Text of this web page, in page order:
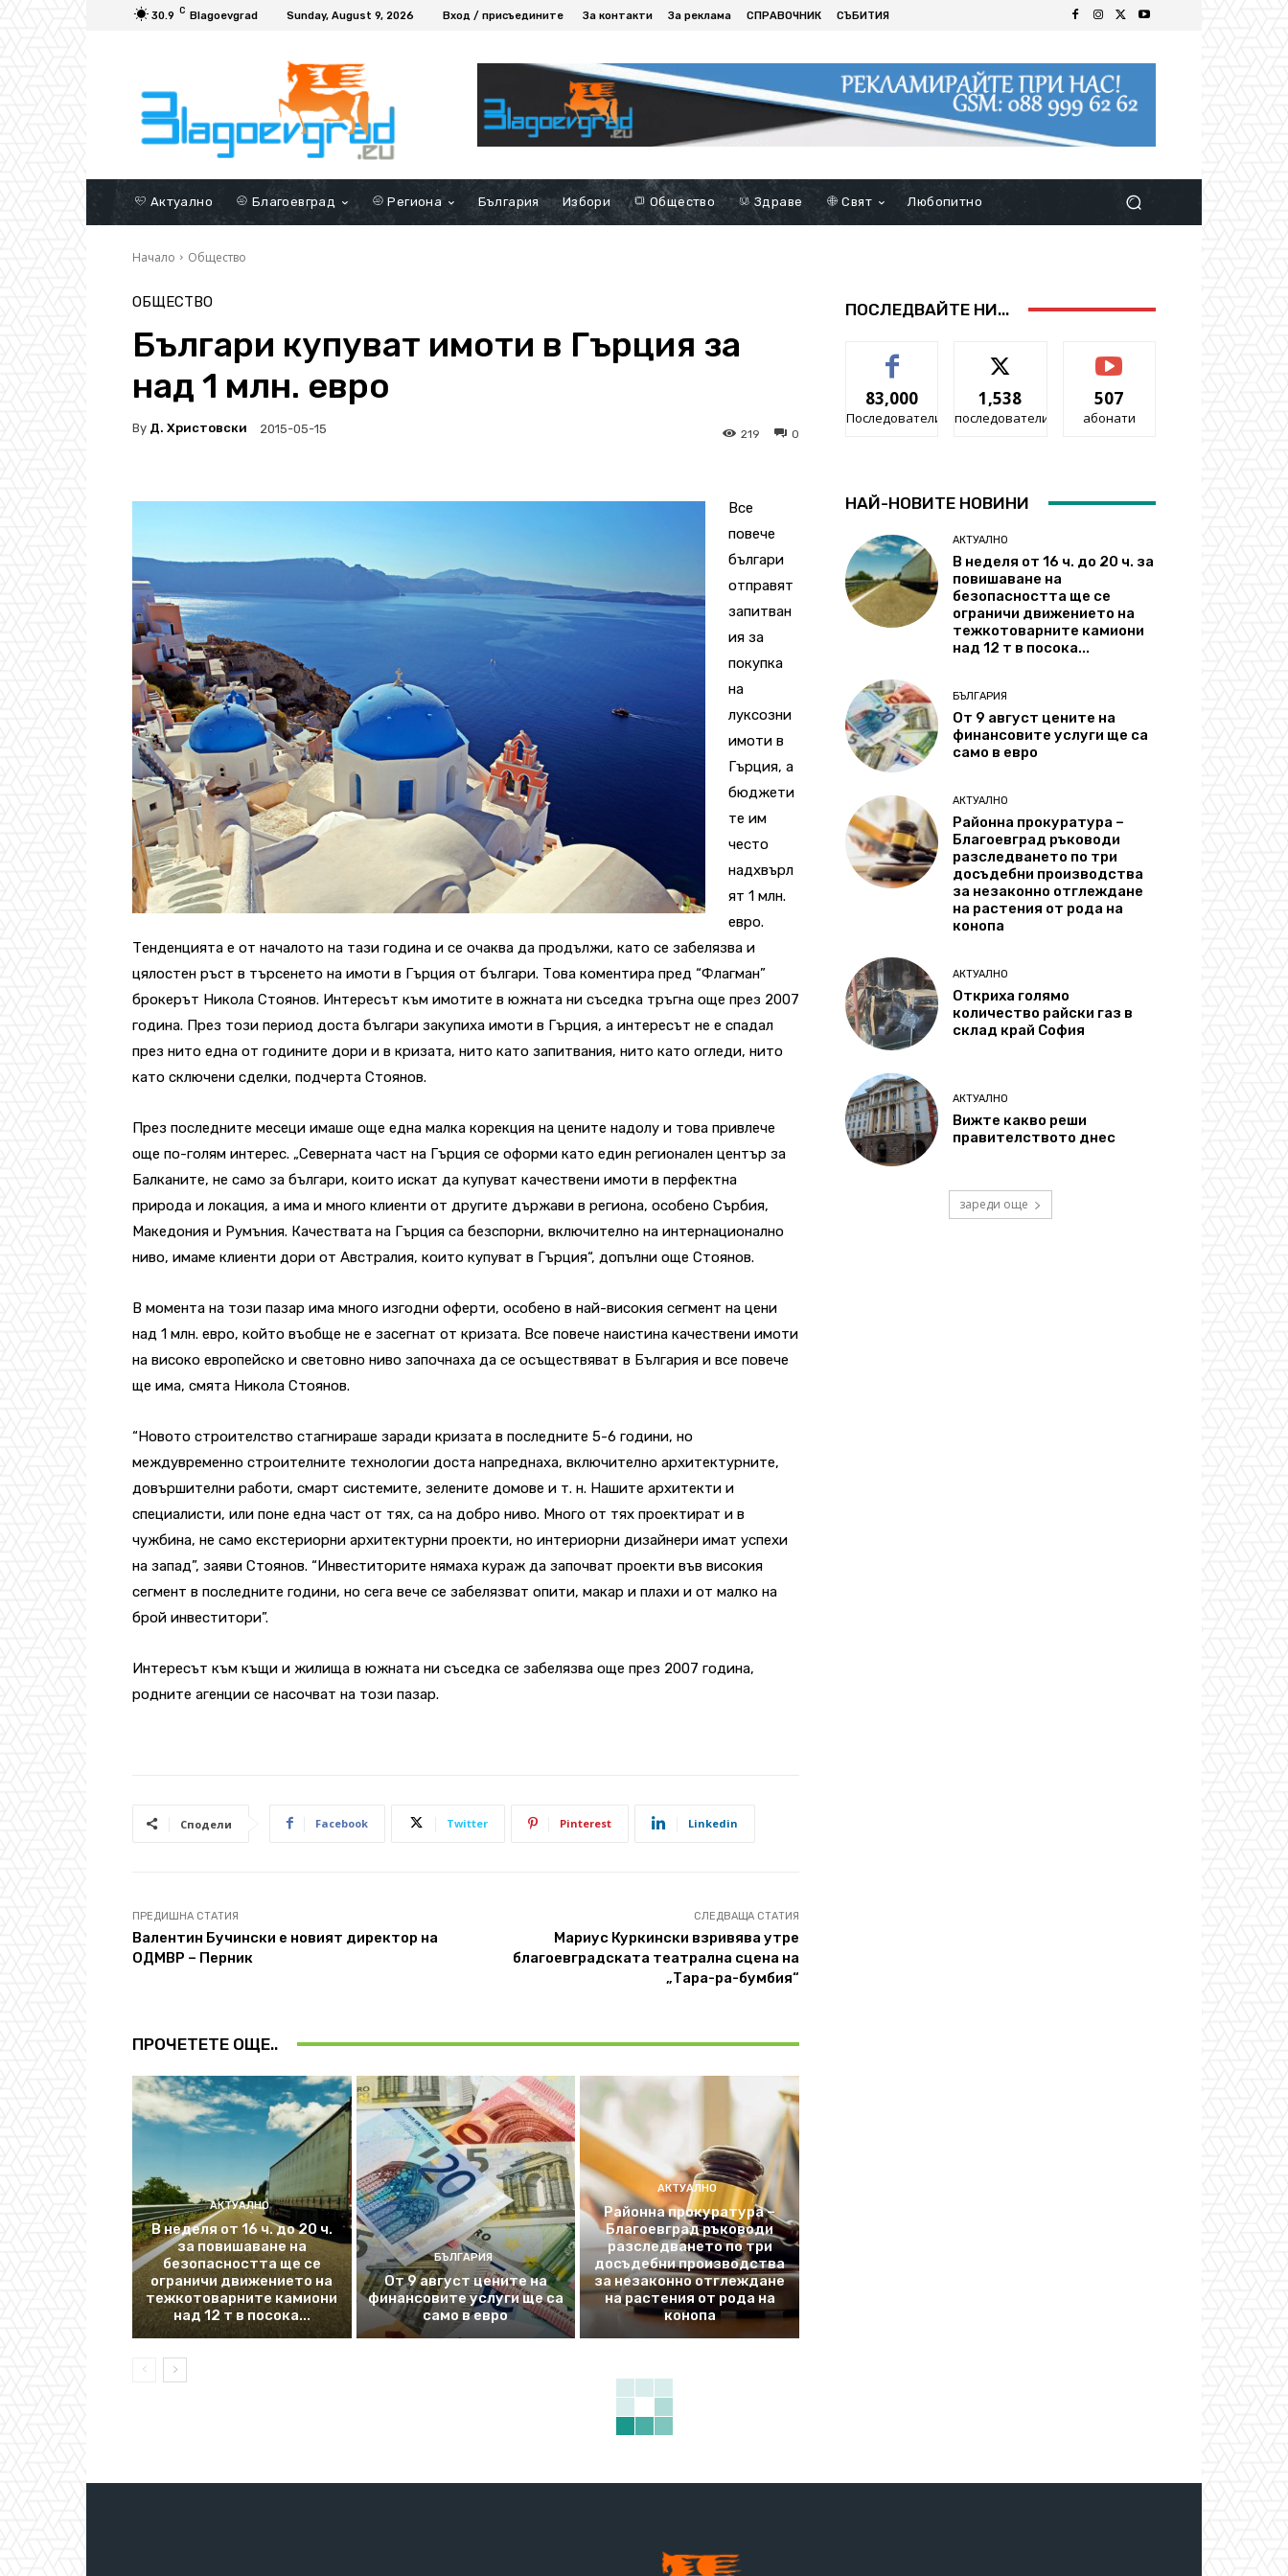
30.9 C Blagoevgrad Sunday, August 9, 2026 Вход / присъедините За контакти За реклама СПРАВОЧНИК СЪБИТИЯ
Актуално Благоевград Региона България Избори Общество Здраве Свят Любопитно
Начало Общество
ОБЩЕСТВО
Българи купуват имоти в Гърция за
над 1 млн. евро
By Д. Христовски 2015-05-15 0
219
Все
повече
българи
отправят
запитван
ия за
покупка
на
луксозни
имоти в
Гърция, а
бюджети
те им
често
надхвърл
ят 1 млн.
евро.
Тенденцията е от началото на тази година и се очаква да продължи, като се забелязва и
цялостен ръст в търсенето на имоти в Гърция от българи. Това коментира пред “Флагман”
брокерът Никола Стоянов. Интересът към имотите в южната ни съседка тръгна още през 2007
година. През този период доста българи закупиха имоти в Гърция, а интересът не е спадал
през нито една от годините дори и в кризата, нито като запитвания, нито като огледи, нито
като сключени сделки, подчерта Стоянов.
През последните месеци имаше още една малка корекция на цените надолу и това привлече
още по-голям интерес. „Северната част на Гърция се оформи като един регионален център за
Балканите, не само за българи, които искат да купуват качествени имоти в перфектна
природа и локация, а има и много клиенти от другите държави в региона, особено Сърбия,
Македония и Румъния. Качествата на Гърция са безспорни, включително на интернационално
ниво, имаме клиенти дори от Австралия, които купуват в Гърция“, допълни още Стоянов.
В момента на този пазар има много изгодни оферти, особено в най-високия сегмент на цени
над 1 млн. евро, който въобще не е засегнат от кризата. Все повече наистина качествени имоти
на високо европейско и световно ниво започнаха да се осъществяват в България и все повече
ще има, смята Никола Стоянов.
“Новото строителство стагнираше заради кризата в последните 5-6 години, но
междувременно строителните технологии доста напреднаха, включително архитектурните,
довършителни работи, смарт системите, зелените домове и т. н. Нашите архитекти и
специалисти, или поне една част от тях, са на добро ниво. Много от тях проектират и в
чужбина, не само екстериорни архитектурни проекти, но интериорни дизайнери имат успехи
на запад”, заяви Стоянов. “Инвеститорите нямаха кураж да започват проекти във високия
сегмент в последните години, но сега вече се забелязват опити, макар и плахи и от малко на
брой инвеститори”.
Интересът към къщи и жилища в южната ни съседка се забелязва още през 2007 година,
родните агенции се насочват на този пазар.
Сподели Facebook Twitter Pinterest Linkedin
ПРЕДИШНА СТАТИЯ
Валентин Бучински е новият директор на
ОДМВР – Перник
СЛЕДВАЩА СТАТИЯ
Мариус Куркински взривява утре
благоевградската театрална сцена на
„Тара-ра-бумбия“
ПРОЧЕТЕТЕ ОЩЕ..
АКТУАЛНО
В неделя от 16 ч. до 20 ч.
за повишаване на
безопасността ще се
ограничи движението на
тежкотоварните камиони
над 12 т в посока...
БЪЛГАРИЯ
От 9 август цените на
финансовите услуги ще са
само в евро
АКТУАЛНО
Районна прокуратура –
Благоевград ръководи
разследването по три
досъдебни производства
за незаконно отглеждане
на растения от рода на
конопа
ПОСЛЕДВАЙТЕ НИ...
83,000
Последователи
1,538
последователи
507
абонати
НАЙ-НОВИТЕ НОВИНИ
АКТУАЛНО
В неделя от 16 ч. до 20 ч. за
повишаване на
безопасността ще се
ограничи движението на
тежкотоварните камиони
над 12 т в посока...
БЪЛГАРИЯ
От 9 август цените на
финансовите услуги ще са
само в евро
АКТУАЛНО
Районна прокуратура –
Благоевград ръководи
разследването по три
досъдебни производства
за незаконно отглеждане
на растения от рода на
конопа
АКТУАЛНО
Откриха голямо
количество райски газ в
склад край София
АКТУАЛНО
Вижте какво реши
правителството днес
зареди още